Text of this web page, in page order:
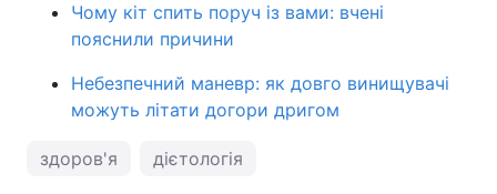
Чому кіт спить поруч із вами: вчені
пояснили причини
Небезпечний маневр: як довго винищувачі
можуть літати догори дригом
здоров'я дієтологія